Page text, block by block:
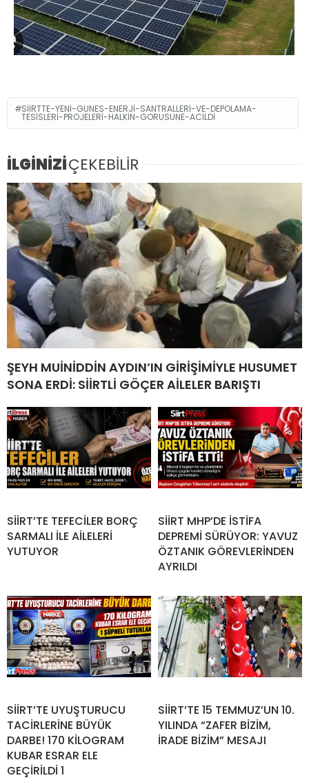
SIIRTTE-YENI-GUNES-ENERJI-SANTRALLERI-VE-DEPOLAMA-
TESISLERI-PROJELERI-HALKIN-GORUSUNE-ACILDI
İLGİNİZİÇEKEBİLİR
ŞEYH MUİNİDDİN AYDIN’IN GİRİŞİMİYLE HUSUMET
SONA ERDİ: SİİRTLİ GÖÇER AİLELER BARIŞTI
SİİRT’TE TEFECİLER BORÇ
SARMALI İLE AİLELERİ
YUTUYOR
SİİRT MHP’DE İSTİFA
DEPREMİ SÜRÜYOR: YAVUZ
ÖZTANIK GÖREVLERİNDEN
AYRILDI
SİİRT’TE UYUŞTURUCU
TACİRLERİNE BÜYÜK
DARBE! 170 KİLOGRAM
KUBAR ESRAR ELE
GEÇİRİLDİ 1
SİİRT’TE 15 TEMMUZ’UN 10.
YILINDA “ZAFER BİZİM,
İRADE BİZİM” MESAJI